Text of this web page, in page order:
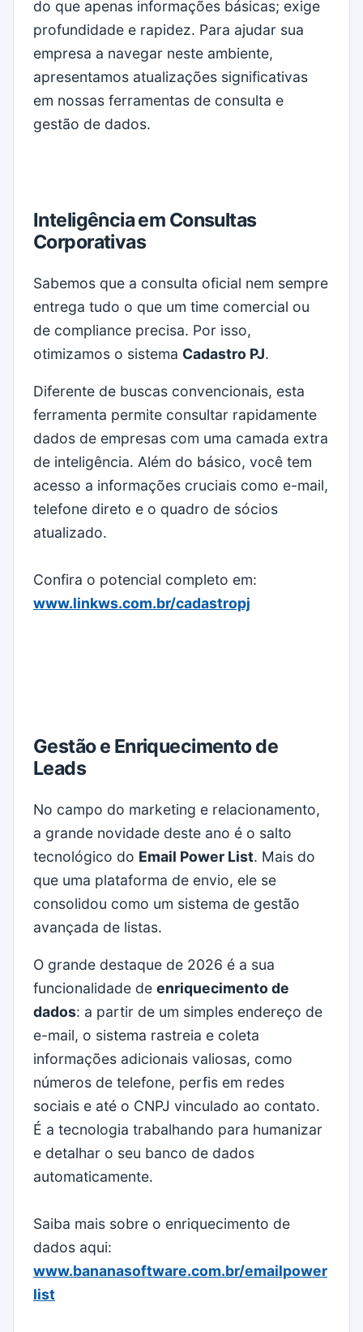
do que apenas informações básicas; exige
profundidade e rapidez. Para ajudar sua
empresa a navegar neste ambiente,
apresentamos atualizações significativas
em nossas ferramentas de consulta e
gestão de dados.
Inteligência em Consultas
Corporativas
Sabemos que a consulta oficial nem sempre
entrega tudo o que um time comercial ou
de compliance precisa. Por isso,
otimizamos o sistema Cadastro PJ.
Diferente de buscas convencionais, esta
ferramenta permite consultar rapidamente
dados de empresas com uma camada extra
de inteligência. Além do básico, você tem
acesso a informações cruciais como e-mail,
telefone direto e o quadro de sócios
atualizado.
Confira o potencial completo em:
www.linkws.com.br/cadastropj
Gestão e Enriquecimento de
Leads
No campo do marketing e relacionamento,
a grande novidade deste ano é o salto
tecnológico do Email Power List. Mais do
que uma plataforma de envio, ele se
consolidou como um sistema de gestão
avançada de listas.
O grande destaque de 2026 é a sua
funcionalidade de enriquecimento de
dados: a partir de um simples endereço de
e-mail, o sistema rastreia e coleta
informações adicionais valiosas, como
números de telefone, perfis em redes
sociais e até o CNPJ vinculado ao contato.
É a tecnologia trabalhando para humanizar
e detalhar o seu banco de dados
automaticamente.
Saiba mais sobre o enriquecimento de
dados aqui:
www.bananasoftware.com.br/emailpower
list